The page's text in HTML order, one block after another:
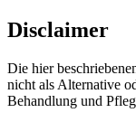
Disclaimer
Die hier
nicht als Alternative
Behandlung und